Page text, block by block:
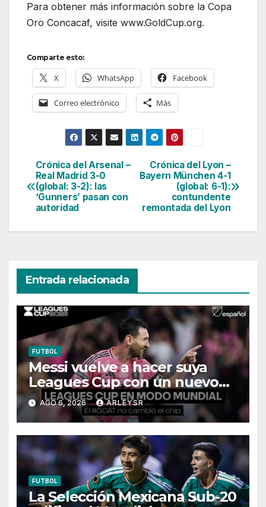
Para obtener más información sobre la Copa
Oro Concacaf, visite www.GoldCup.org.
Comparte esto:
X WhatsApp Facebook
Correo electrónico Más
Navegación
de
Crónica del Lyon –
Bayern München 4-1
(global: 6-1):
contundente
remontada del Lyon
Crónica del Arsenal –
Real Madrid 3-0
(global: 3-2): las
‘Gunners’ pasan con
autoridad
Entrada relacionada
FUTBOL
Messi vuelve a hacer suya
Leagues Cup con un nuevo
récord
AGO 6, 2026 ARLEYSR
FUTBOL
La Selección Mexicana Sub-20